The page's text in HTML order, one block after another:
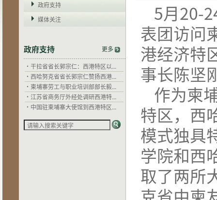
政府支持
媒体关注
政府支持
更多
·干拉省省长郭宗仁：西港特区以...
· 西哈努克省省长郭宗仁赞扬西港...
· 柬埔寨劳工与职业培训部部长毅...
· 江苏省商务厅外经处调研西港特...
· 中国驻柬埔寨大使馆到西港特区...
· 江苏省住建厅希望以西港特区为...
·关心企业发展，西哈努克省省长...
·干拉省省长郭宗仁：西港特区以...
5月20-
表团访问
港经济特
事长陈坚
作为柬
特区，西
模式独具
学院和西
取了两所